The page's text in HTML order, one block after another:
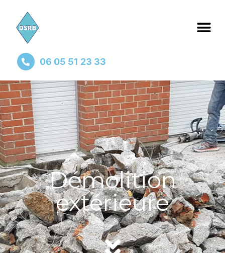
06 05 51 23 33
Démolition
extérieure